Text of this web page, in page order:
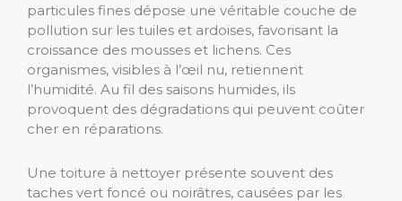
particules fines dépose une véritable couche de
pollution sur les tuiles et ardoises, favorisant la
croissance des mousses et lichens. Ces
organismes, visibles à l’œil nu, retiennent
l’humidité. Au fil des saisons humides, ils
provoquent des dégradations qui peuvent coûter
cher en réparations.
Une toiture à nettoyer présente souvent des
taches vert foncé ou noirâtres, causées par les